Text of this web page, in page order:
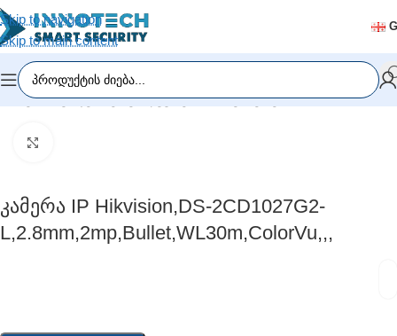
Skip to navigation
Skip to main content
მთავარი/ვიდეომეთვალყურეობა/IP კამერები
Კამერა IP Hikvision,DS-2CD1027G2-
L,2.8mm,2mp,Bullet,WL30m,ColorVu,,,